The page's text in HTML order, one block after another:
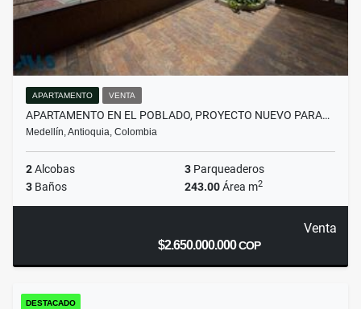
APARTAMENTO VENTA
APARTAMENTO EN EL POBLADO, PROYECTO NUEVO PARA…
Medellín, Antioquia, Colombia
2Alcobas 3 Parqueaderos
3 Baños 243.00Área m2
Venta
$2.650.000.000COP
DESTACADO